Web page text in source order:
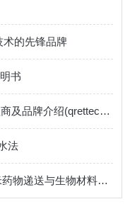
的先锋品牌
书
QRET Technologies中国区域代理商及品牌介绍(qrettech特约代理)
法
CD-Bioparticles：全球优质的纳米药物递送与生物材料研发平台